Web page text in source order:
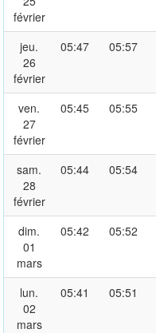
février
jeu.
26
février
05:47 05:57
ven.
27
février
05:45 05:55
sam.
28
février
05:44 05:54
dim.
01
mars
05:42 05:52
lun.
02
mars
05:41 05:51